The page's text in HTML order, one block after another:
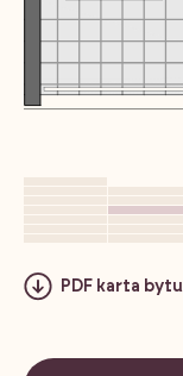
PDF karta bytu